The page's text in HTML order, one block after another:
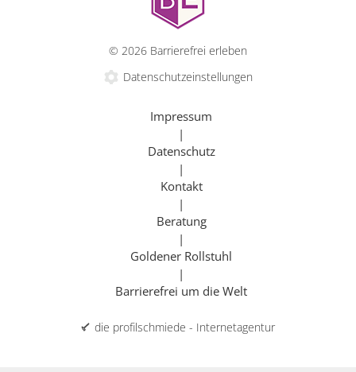
mehr erfahren
© 2026 Barrierefrei erleben
Datenschutzeinstellungen
Impressum
|
Datenschutz
|
Kontakt
|
Beratung
|
Goldener Rollstuhl
|
Barrierefrei um die Welt
die profilschmiede - Internetagentur